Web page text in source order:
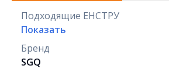
Подходящие ЕНСТРУ
Показать
Бренд
SGQ